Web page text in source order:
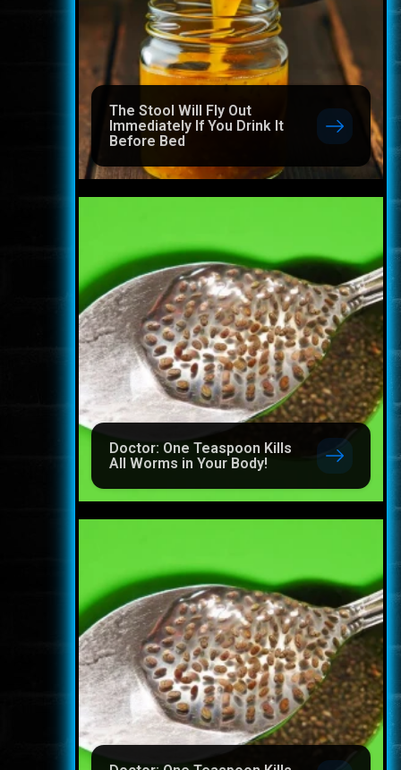
The Stool Will Fly Out
Immediately If You Drink It
Before Bed
Doctor: One Teaspoon Kills
All Worms in Your Body!